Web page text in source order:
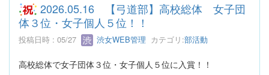
2026.05.16 【弓道部】高校総体 女子団
体３位・女子個人５位！！
投稿日時 : 05/27 渋女WEB管理 カテゴリ:部活動
高校総体で女子団体３位・女子個人５位に入賞！！